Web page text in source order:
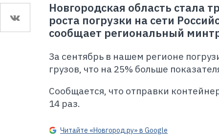
Новгородская область стала
роста погрузки на сети
сообщает региональный
За сентябрь в нашем регионе
грузов, что на 25% больше
Сообщается, что отправки
14 раз.
Читайте «Новгород.ру» в Google